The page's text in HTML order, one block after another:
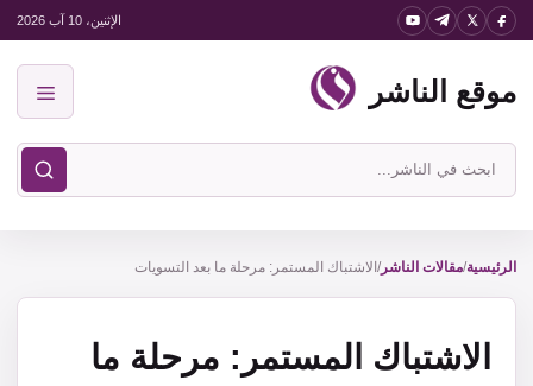
انتقل
المحتوى
الإثنين، 10 آب 2026
موقع الناشر
ابحث
في
الناشر
الرئيسية/مقالات الناشر/ الاشتباك المستمر: مرحلة ما بعد التسويات
الاشتباك المستمر: مرحلة ما